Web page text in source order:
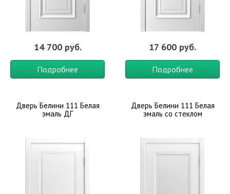
14 700 руб.
Подробнее
17 600 руб.
Подробнее
Дверь Белини 111 Белая
эмаль ДГ
Дверь Белини 111 Белая
эмаль со стеклом